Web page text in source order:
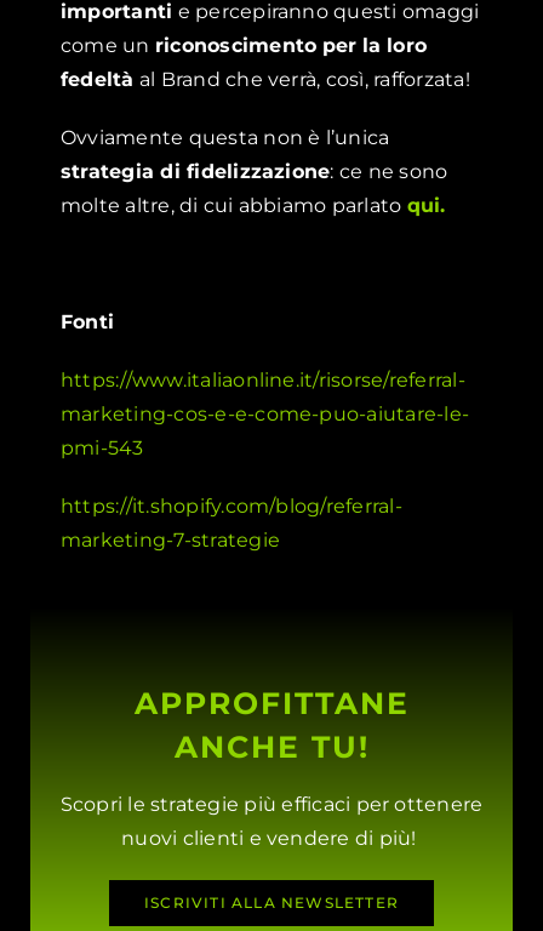
importanti e percepiranno questi omaggi
come un riconoscimento per la loro
fedeltà al Brand che verrà, così, rafforzata!
Ovviamente questa non è l’unica
strategia di fidelizzazione: ce ne sono
molte altre, di cui abbiamo parlato qui.
Fonti
https://www.italiaonline.it/risorse/referral-
marketing-cos-e-e-come-puo-aiutare-le-
pmi-543
https://it.shopify.com/blog/referral-
marketing-7-strategie
APPROFITTANE
ANCHE TU!
Scopri le strategie più efficaci per ottenere
nuovi clienti e vendere di più!
ISCRIVITI ALLA NEWSLETTER